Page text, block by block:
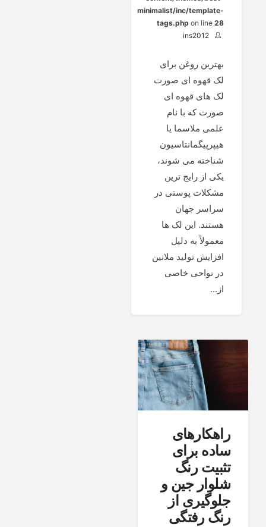
minimalist/inc/template-
tags.php on line28
ins2012
بهترین روغن برای
لک قهوه ای صورت
لک های قهوه ای
صورت که با نام
علمی ملاسما یا
هیپرپیگمانتاسیون
شناخته می شوند،
یکی از رایج ترین
مشکلات پوستی در
سراسر جهان
هستند. این لک ها
معمولاً به دلیل
افزایش تولید ملانین
در نواحی خاصی
از...
راهکارهای
ساده برای
تثبیت رنگ
شلوار جین و
جلوگیری از
رنگ رفتگی